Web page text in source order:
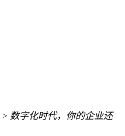
> 数字化时代，你的企业还